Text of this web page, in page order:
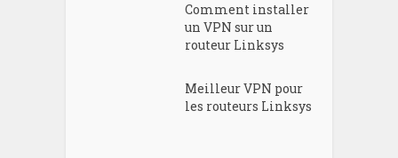
Comment installer
un VPN sur un
routeur Linksys
Meilleur VPN pour
les routeurs Linksys